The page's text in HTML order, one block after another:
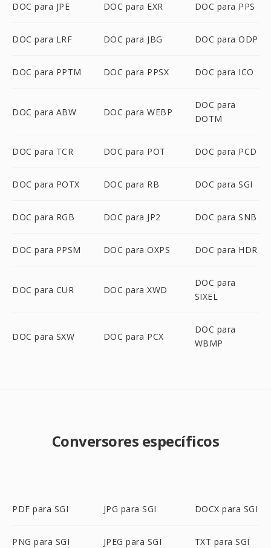
DOC para JPE DOC para EXR DOC para PPS
DOC para LRF DOC para JBG DOC para ODP
DOC para PPTM DOC para PPSX DOC para ICO
DOC para ABW DOC para WEBP
DOC para
DOTM
DOC para TCR DOC para POT DOC para PCD
DOC para POTX DOC para RB DOC para SGI
DOC para RGB DOC para JP2 DOC para SNB
DOC para PPSM DOC para OXPS DOC para HDR
DOC para CUR DOC para XWD
DOC para
SIXEL
DOC para SXW DOC para PCX
DOC para
WBMP
Conversores específicos
PDF para SGI JPG para SGI DOCX para SGI
PNG para SGI JPEG para SGI TXT para SGI